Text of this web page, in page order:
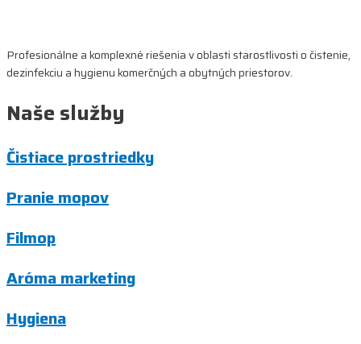
Profesionálne a komplexné riešenia v oblasti starostlivosti o čistenie,
dezinfekciu a hygienu komerčných a obytných priestorov.
Naše služby
Čistiace prostriedky
Pranie mopov
Filmop
Aróma marketing
Hygiena